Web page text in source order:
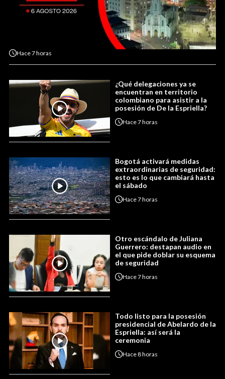
Hace7 horas
¿Qué delegaciones ya se
encuentran en territorio
colombiano para asistir a la
posesión de De la Espriella?
Hace7 horas
Bogotá activará medidas
extraordinarias de seguridad:
esto es lo que cambiará hasta
el sábado
Hace7 horas
Otro escándalo de Juliana
Guerrero: destapan audio en
el que pide doblar su esquema
de seguridad
Hace7 horas
Todo listo para la posesión
presidencial de Abelardo de la
Espriella: así será la
ceremonia
Hace8 horas